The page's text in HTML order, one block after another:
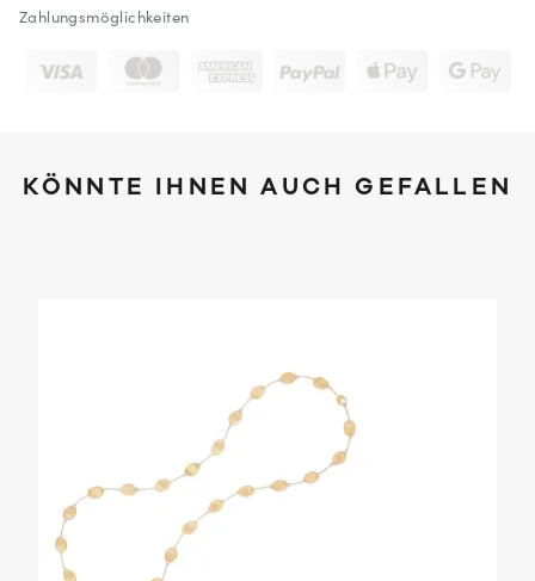
Zahlungsmöglichkeiten
KÖNNTE IHNEN AUCH GEFALLEN